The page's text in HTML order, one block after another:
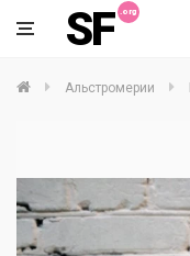
SF
Альстромерии